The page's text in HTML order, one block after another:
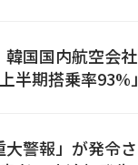
国国内航空会社
半期搭乗率93%」
警報」が発令さ